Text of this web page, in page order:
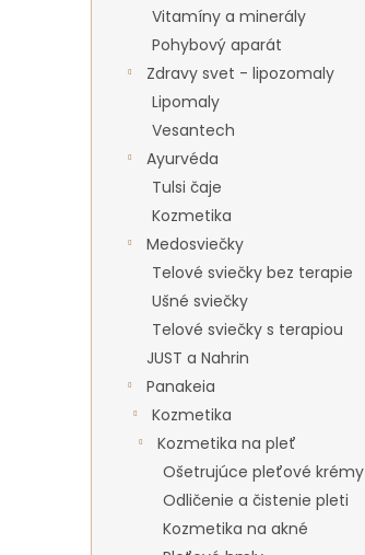
Vitamíny a minerály
Pohybový aparát
Zdravy svet - lipozomaly
Lipomaly
Vesantech
Ayurvéda
Tulsi čaje
Kozmetika
Medosviečky
Telové sviečky bez terapie
Ušné sviečky
Telové sviečky s terapiou
JUST a Nahrin
Panakeia
Kozmetika
Kozmetika na pleť
Ošetrujúce pleťové krémy
Odličenie a čistenie pleti
Kozmetika na akné